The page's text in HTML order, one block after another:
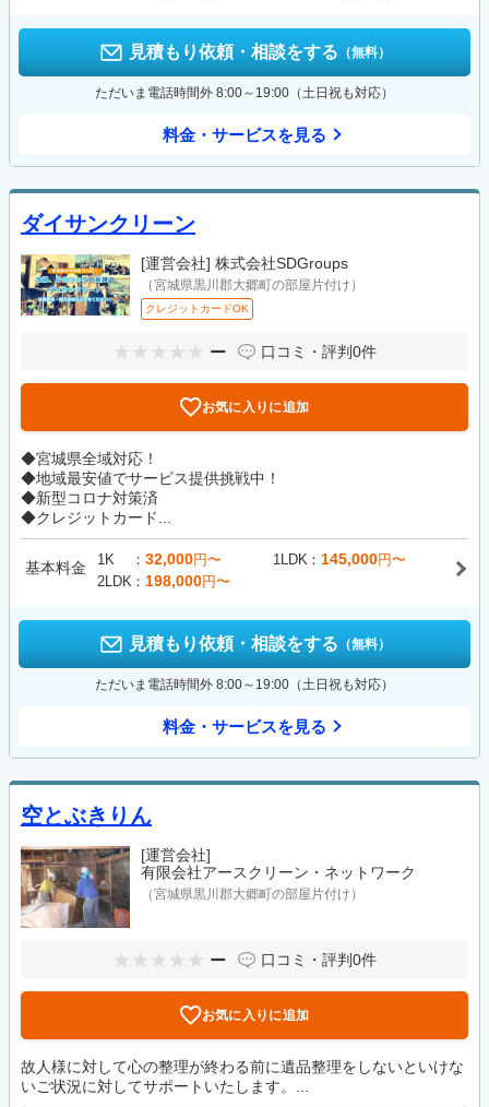
見積もり依頼・相談をする （無料）
ただいま電話時間外 8:00～19:00（土日祝も対応）
料金・サービスを見る
ダイサンクリーン
[運営会社] 株式会社SDGroups
（宮城県黒川郡大郷町の部屋片付け）
クレジットカードOK
ー 口コミ・評判0件
お気に入りに追加
◆宮城県全域対応！
◆地域最安値でサービス提供挑戦中！
◆新型コロナ対策済
◆クレジットカード...
基本料金 1K 32,000円〜 1LDK 145,000円〜
2LDK
198,000円〜
見積もり依頼・相談をする （無料）
ただいま電話時間外 8:00～19:00（土日祝も対応）
料金・サービスを見る
空とぶきりん
[運営会社]
有限会社アースクリーン・ネットワーク
（宮城県黒川郡大郷町の部屋片付け）
ー 口コミ・評判0件
お気に入りに追加
故人様に対して心の整理が終わる前に遺品整理をしないといけな
いご状況に対してサポートいたします。...